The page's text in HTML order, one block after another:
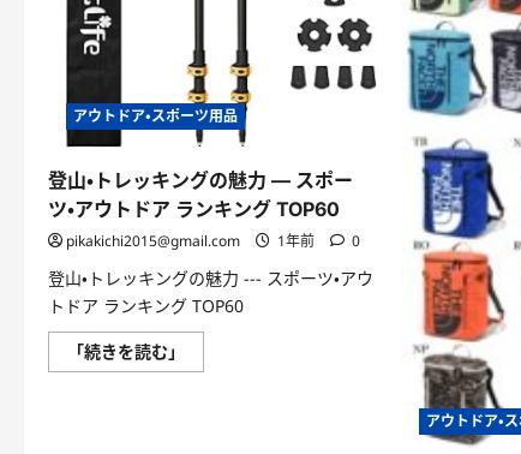
い
情
報
に
つ
い
て
さ
ら
に
読
む
アウトドア・スポーツ用品
登山・トレッキングの魅力 — スポー
ツ・アウトドア ランキング TOP60
pikakichi2015@gmail.com 1年前 0
登山・トレッキングの魅力 --- スポーツ・アウ
トドア ランキング TOP60
「続きを読む」
山・
アウトドア・